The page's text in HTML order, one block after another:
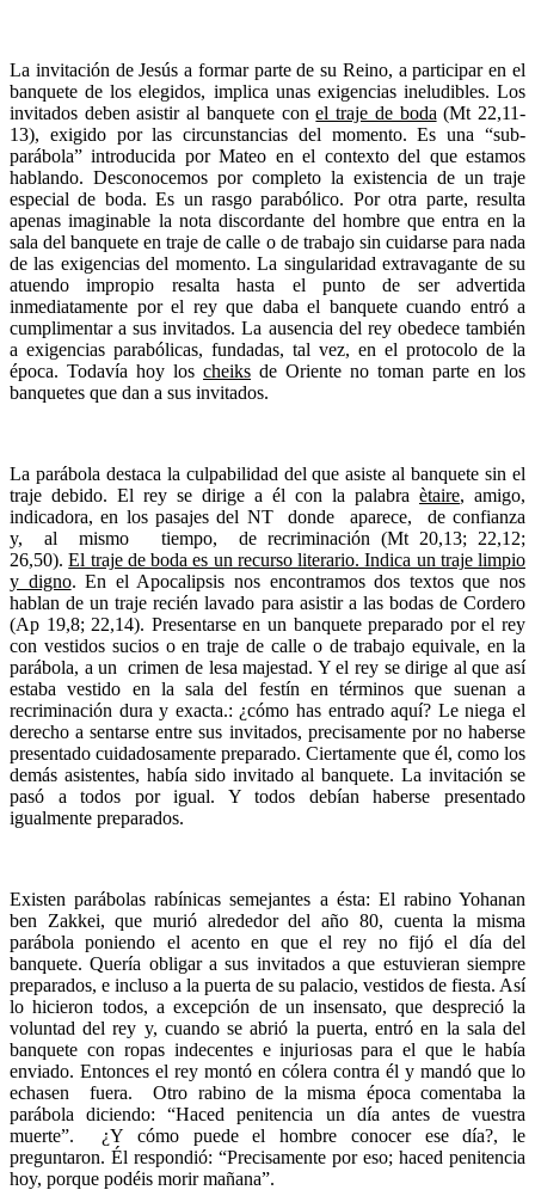
La invitación de Jesús a formar parte de su Reino, a participar en el
banquete de los elegidos, implica unas exigencias ineludibles. Los
invitados deben asistir al banquete conel traje de boda (Mt 22,11-
13), exigido por las circunstancias del momento. Es una “sub-
parábola” introducida por Mateo en el contexto del que estamos
hablando. Desconocemos por completo la existencia de un traje
especial de boda. Es un rasgo parabólico. Por otra parte, resulta
apenas imaginable la nota discordante del hombre que entra en la
sala del banquete en traje de calle o de trabajo sin cuidarse para nada
de las exigencias del momento. La singularidad extravagante de su
atuendo impropio resalta hasta el punto de ser advertida
inmediatamente por el rey que daba el banquete cuando entró a
cumplimentar a sus invitados. La ausencia del rey obedece también
a exigencias parabólicas, fundadas, tal vez, en el protocolo de la
época. Todavía hoy los cheiks de Oriente no toman parte en los
banquetes que dan a sus invitados.
La parábola destaca la culpabilidad del que asiste al banquete sin el
traje debido. El rey se dirige a él con la palabra ètaire, amigo,
indicadora, en los pasajes del NT donde aparece, de confianza
y, al mismo tiempo, de recriminación (Mt 20,13; 22,12;
26,50).El traje de boda es un recurso literario. Indica un traje limpio
y digno. En el Apocalipsis nos encontramos dos textos que nos
hablan de un traje recién lavado para asistir a las bodas de Cordero
(Ap 19,8; 22,14). Presentarse en un banquete preparado por el rey
con vestidos sucios o en traje de calle o de trabajo equivale, en la
parábola, a un crimen de lesa majestad. Y el rey se dirige al que así
estaba vestido en la sala del festín en términos que suenan a
recriminación dura y exacta.: ¿cómo has entrado aquí? Le niega el
derecho a sentarse entre sus invitados, precisamente por no haberse
presentado cuidadosamente preparado. Ciertamente que él, como los
demás asistentes, había sido invitado al banquete. La invitación se
pasó a todos por igual. Y todos debían haberse presentado
igualmente preparados.
Existen parábolas rabínicas semejantes a ésta: El rabino Yohanan
ben Zakkei, que murió alrededor del año 80, cuenta la misma
parábola poniendo el acento en que el rey no fijó el día del
banquete. Quería obligar a sus invitados a que estuvieran siempre
preparados, e incluso a la puerta de su palacio, vestidos de fiesta. Así
lo hicieron todos, a excepción de un insensato, que despreció la
voluntad del rey y, cuando se abrió la puerta, entró en la sala del
banquete con ropas indecentes e injuriosas para el que le había
enviado. Entonces el rey montó en cólera contra él y mandó que lo
echasen fuera. Otro rabino de la misma época comentaba la
parábola diciendo: “Haced penitencia un día antes de vuestra
muerte”. ¿Y cómo puede el hombre conocer ese día?, le
preguntaron. Él respondió: “Precisamente por eso; haced penitencia
hoy, porque podéis morir mañana”.